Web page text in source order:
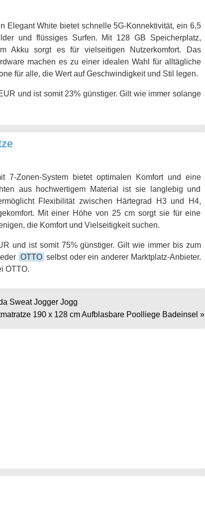
Elegant White bietet schnelle 5G-Konnektivität, ein 6,5
und flüssiges Surfen. Mit 128 GB Speicherplatz,
Akku sorgt es für vielseitigen Nutzerkomfort. Das
machen es zu einer idealen Wahl für alltägliche
für alle, die Wert auf Geschwindigkeit und Stil legen.
und ist somit 23% günstiger. Gilt wie immer solange
7-Zonen-System bietet optimalen Komfort und eine
aus hochwertigem Material ist sie langlebig und
Flexibilität zwischen Härtegrad H3 und H4,
Mit einer Höhe von 25 cm sorgt sie für eine
die Komfort und Vielseitigkeit suchen.
und ist somit 75% günstiger. Gilt wie immer bis zum
OTTO selbst oder ein anderer Marktplatz-Anbieter.
OTTO.
Sweat Jogger Jogg
190 x 128 cm Aufblasbare Poolliege Badeinsel »